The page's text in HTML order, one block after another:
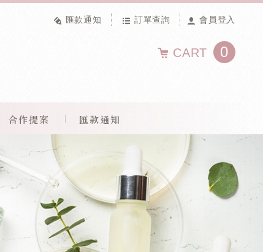
匯款通知 訂單查詢 會員登入
CART 0
合作提案 匯款通知